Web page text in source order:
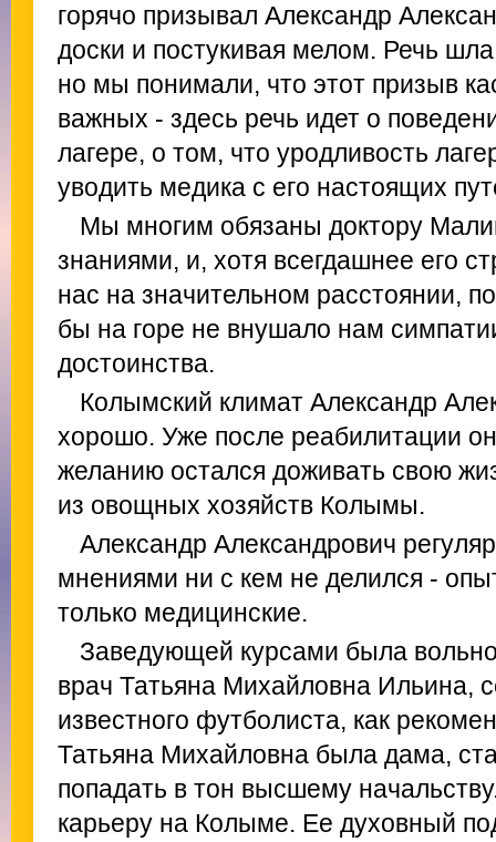
горячо призывал Александр
доски и постукивая мелом. Речь
но мы понимали, что этот призыв
важных - здесь речь идет о
лагере, о том, что уродливость
уводить медика с его настоящих
Мы многим обязаны доктору
знаниями, и, хотя всегдашнее его
нас на значительном расстоянии,
бы на горе не внушало нам
достоинства.
Колымский климат Александр
хорошо. Уже после реабилитации
желанию остался доживать свою
из овощных хозяйств Колымы.
Александр Александрович
мнениями ни с кем не делился -
только медицинские.
Заведующей курсами была
врач Татьяна Михайловна Ильина,
известного футболиста, как
Татьяна Михайловна была дама,
попадать в тон высшему
карьеру на Колыме. Ее духовный